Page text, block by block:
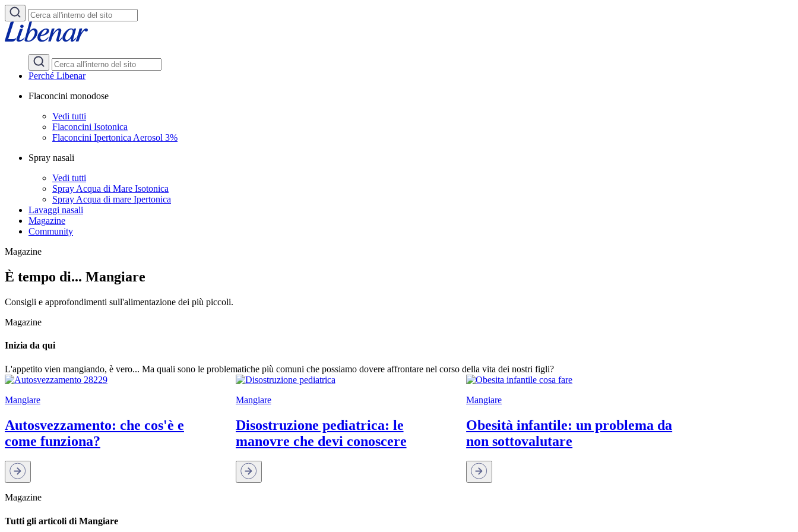
Perché Libenar
Flaconcini monodose
Vedi tutti
Flaconcini Isotonica
Flaconcini Ipertonica Aerosol 3%
Spray nasali
Vedi tutti
Spray Acqua di Mare Isotonica
Spray Acqua di mare Ipertonica
Lavaggi nasali
Magazine
Community
Magazine
È tempo di... Mangiare
Consigli e approfondimenti sull'alimentazione dei più piccoli.
Magazine
Inizia da qui
L'appetito vien mangiando, è vero... Ma quali sono le problematiche più comuni che possiamo dovere affrontare nel corso della vita dei nostri figli?
Mangiare
Autosvezzamento: che cos'è e
come funziona?
Mangiare
Disostruzione pediatrica: le
manovre che devi conoscere
Mangiare
Obesità infantile: un problema da
non sottovalutare
Magazine
Tutti gli articoli di Mangiare